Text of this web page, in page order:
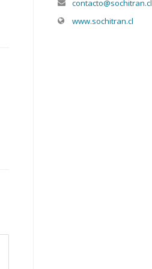
contacto@sochitran.cl
www.sochitran.cl